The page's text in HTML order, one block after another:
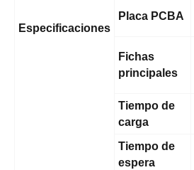
Especificaciones
Placa PCBA
Fichas
principales
Tiempo de
carga
Tiempo de
espera